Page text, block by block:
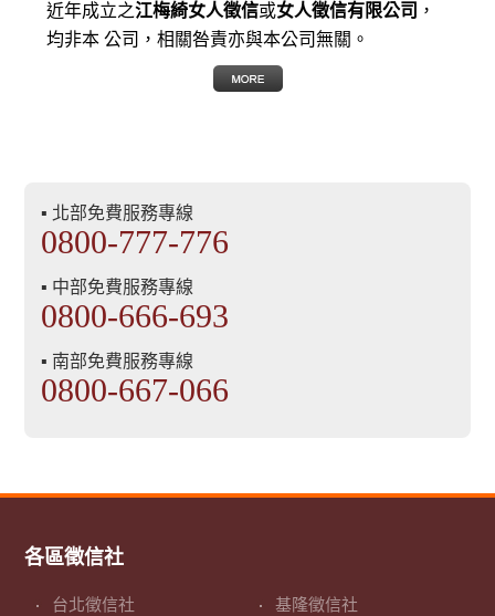
近年成立之江梅綺女人徵信或女人徵信有限公司 ，
均非本 公司，相關咎責亦與本公司無關。
▪ 北部免費服務專線
0800-777-776
▪ 中部免費服務專線
0800-666-693
▪ 南部免費服務專線
0800-667-066
各區徵信社
台北徵信社 基隆徵信社